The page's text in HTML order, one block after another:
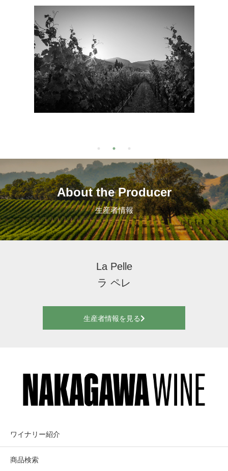
About the Producer
生産者情報
La Pelle
ラ ペレ
生産者情報を見る
ワイナリー紹介
商品検索